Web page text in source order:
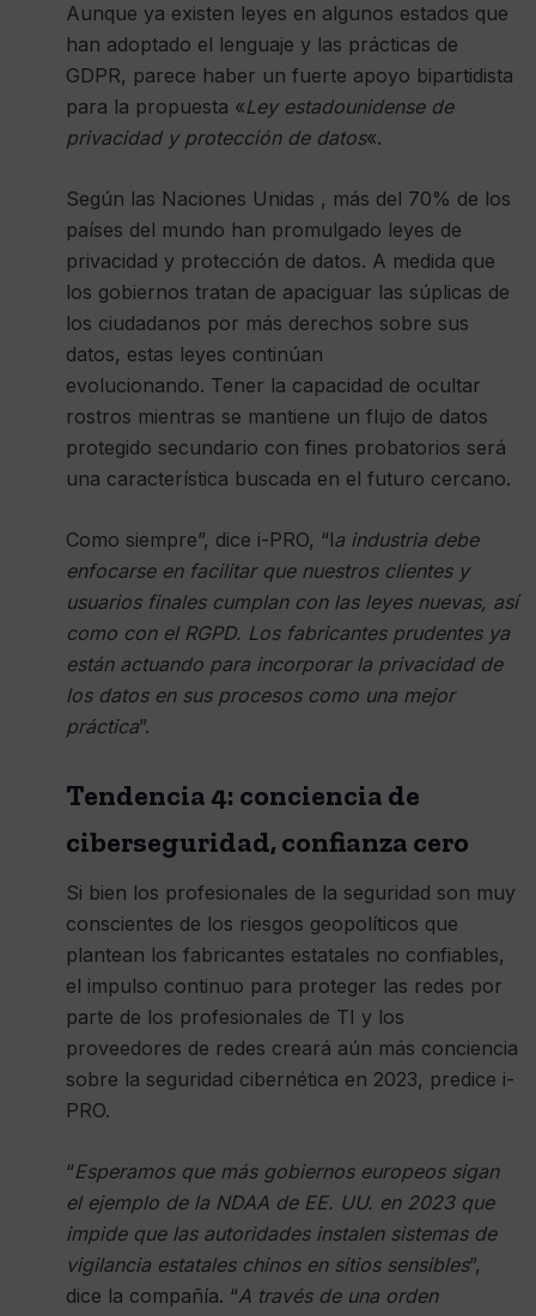
Aunque ya existen leyes en algunos estados que
han adoptado el lenguaje y las prácticas de
GDPR, parece haber un fuerte apoyo bipartidista
para la propuesta «Ley estadounidense de
privacidad y protección de datos«.
Según las Naciones Unidas , más del 70% de los
países del mundo han promulgado leyes de
privacidad y protección de datos. A medida que
los gobiernos tratan de apaciguar las súplicas de
los ciudadanos por más derechos sobre sus
datos, estas leyes continúan
evolucionando. Tener la capacidad de ocultar
rostros mientras se mantiene un flujo de datos
protegido secundario con fines probatorios será
una característica buscada en el futuro cercano.
Como siempre”, dice i-PRO, “la industria debe
enfocarse en facilitar que nuestros clientes y
usuarios finales cumplan con las leyes nuevas, así
como con el RGPD. Los fabricantes prudentes ya
están actuando para incorporar la privacidad de
los datos en sus procesos como una mejor
práctica”.
Tendencia 4: conciencia de
ciberseguridad, confianza cero
Si bien los profesionales de la seguridad son muy
conscientes de los riesgos geopolíticos que
plantean los fabricantes estatales no confiables,
el impulso continuo para proteger las redes por
parte de los profesionales de TI y los
proveedores de redes creará aún más conciencia
sobre la seguridad cibernética en 2023, predice i-
PRO.
“Esperamos que más gobiernos europeos sigan
el ejemplo de la NDAA de EE. UU. en 2023 que
impide que las autoridades instalen sistemas de
vigilancia estatales chinos en sitios sensibles”,
dice la compañía. “A través de una orden